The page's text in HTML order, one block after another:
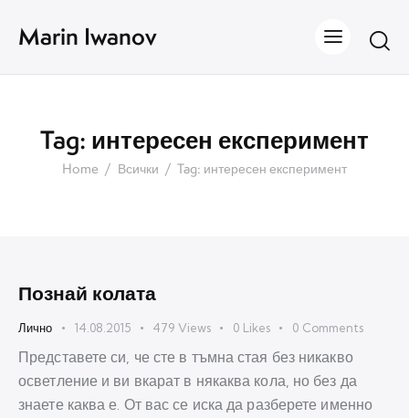
Marin Iwanov
Tag: интересен експеримент
Home Всички Tag: интересен експеримент
Познай колата
Лично 14.08.2015 479 Views 0 Likes 0 Comments
Представете си, че сте в тъмна стая без никакво
осветление и ви вкарат в някаква кола, но без да
знаете каква е. От вас се иска да разберете именно